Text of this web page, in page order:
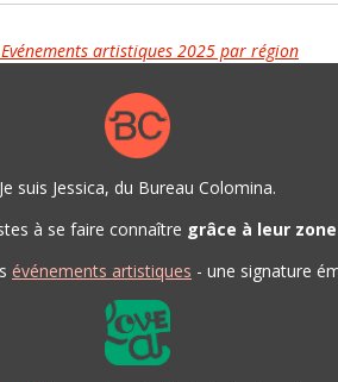
Evénements artistiques 2025 par région
Je suis Jessica, du Bureau Colomina.
à se faire connaître grâce à leur
événements artistiques - une signature